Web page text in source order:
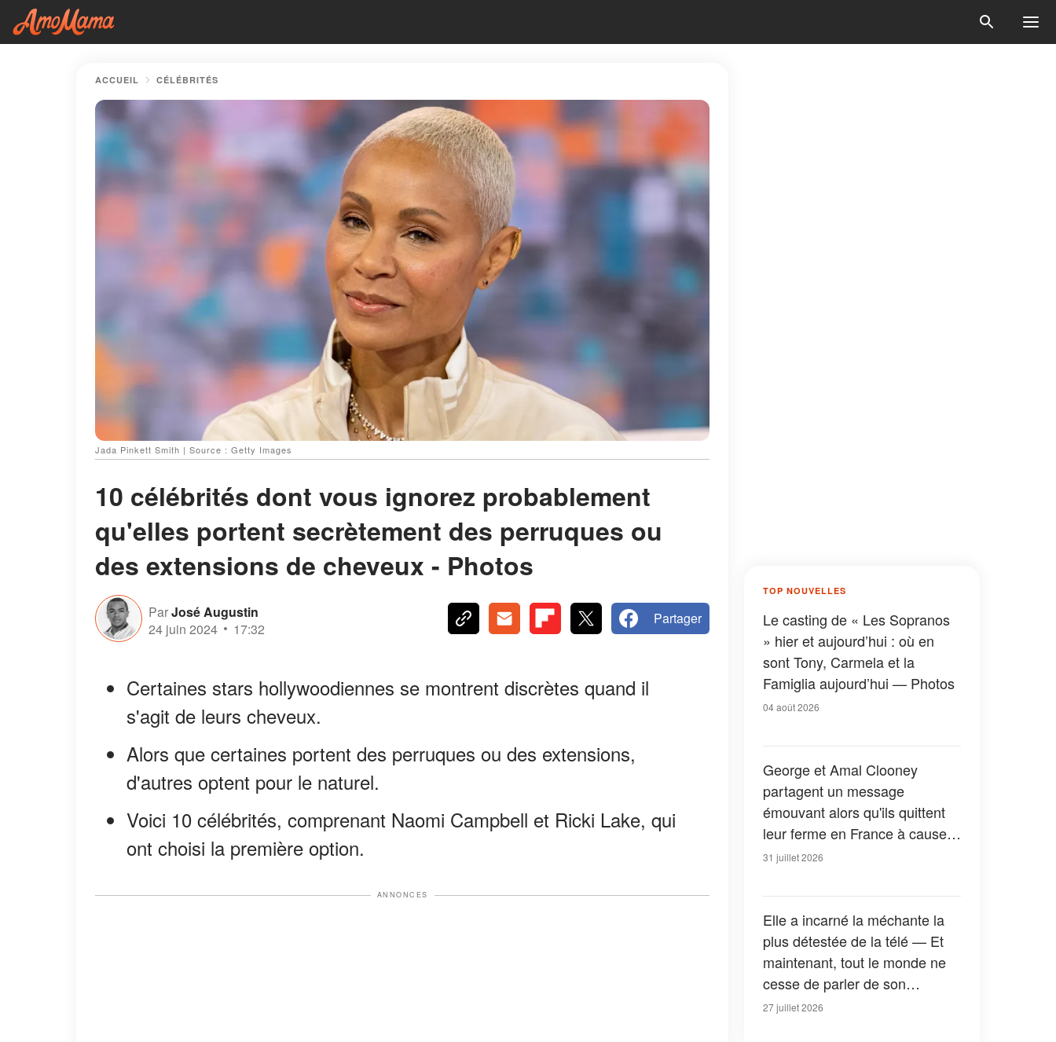
ACCUEIL CÉLÉBRITÉS
Jada Pinkett Smith | Source : Getty Images
10 célébrités dont vous ignorez probablement
qu'elles portent secrètement des perruques ou
des extensions de cheveux - Photos
ParJosé Augustin
24 juin 2024
17:32
Partager
Certaines stars hollywoodiennes se montrent discrètes quand il
s'agit de leurs cheveux.
Alors que certaines portent des perruques ou des extensions,
d'autres optent pour le naturel.
Voici 10 célébrités, comprenant Naomi Campbell et Ricki Lake, qui
ont choisi la première option.
ANNONCES
TOP NOUVELLES
Le casting de « Les Sopranos
» hier et aujourd’hui : où en
sont Tony, Carmela et la
Famiglia aujourd’hui — Photos
04 août 2026
George et Amal Clooney
partagent un message
émouvant alors qu'ils quittent
leur ferme en France à cause
des feux de forêt — Tous les
31 juillet 2026
Elle a incarné la méchante la
plus détestée de la télé — Et
maintenant, tout le monde ne
cesse de parler de son
apparition dans la nouvelle
27 juillet 2026